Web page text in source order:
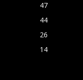
47
44
26
14